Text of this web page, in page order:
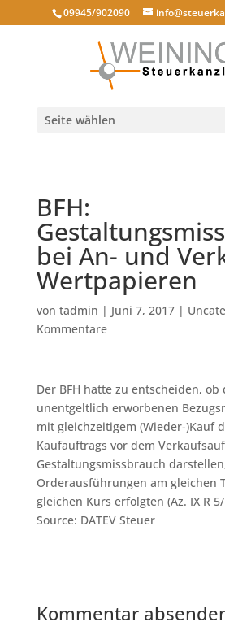
09945/902090
Seite wählen
BFH:
bei An- und
Wertpapieren
von tadmin | Juni 7, 2017|
Kommentare
Der BFH hatte zu entscheiden, ob
unentgeltlich erworbenen
mit gleichzeitigem (Wieder-)Kauf
Kaufauftrags vor dem
Gestaltungsmissbrauch
Orderausführungen am gleichen
gleichen Kurs erfolgten (Az. IX R
Source: DATEV Steuer
Kommentar